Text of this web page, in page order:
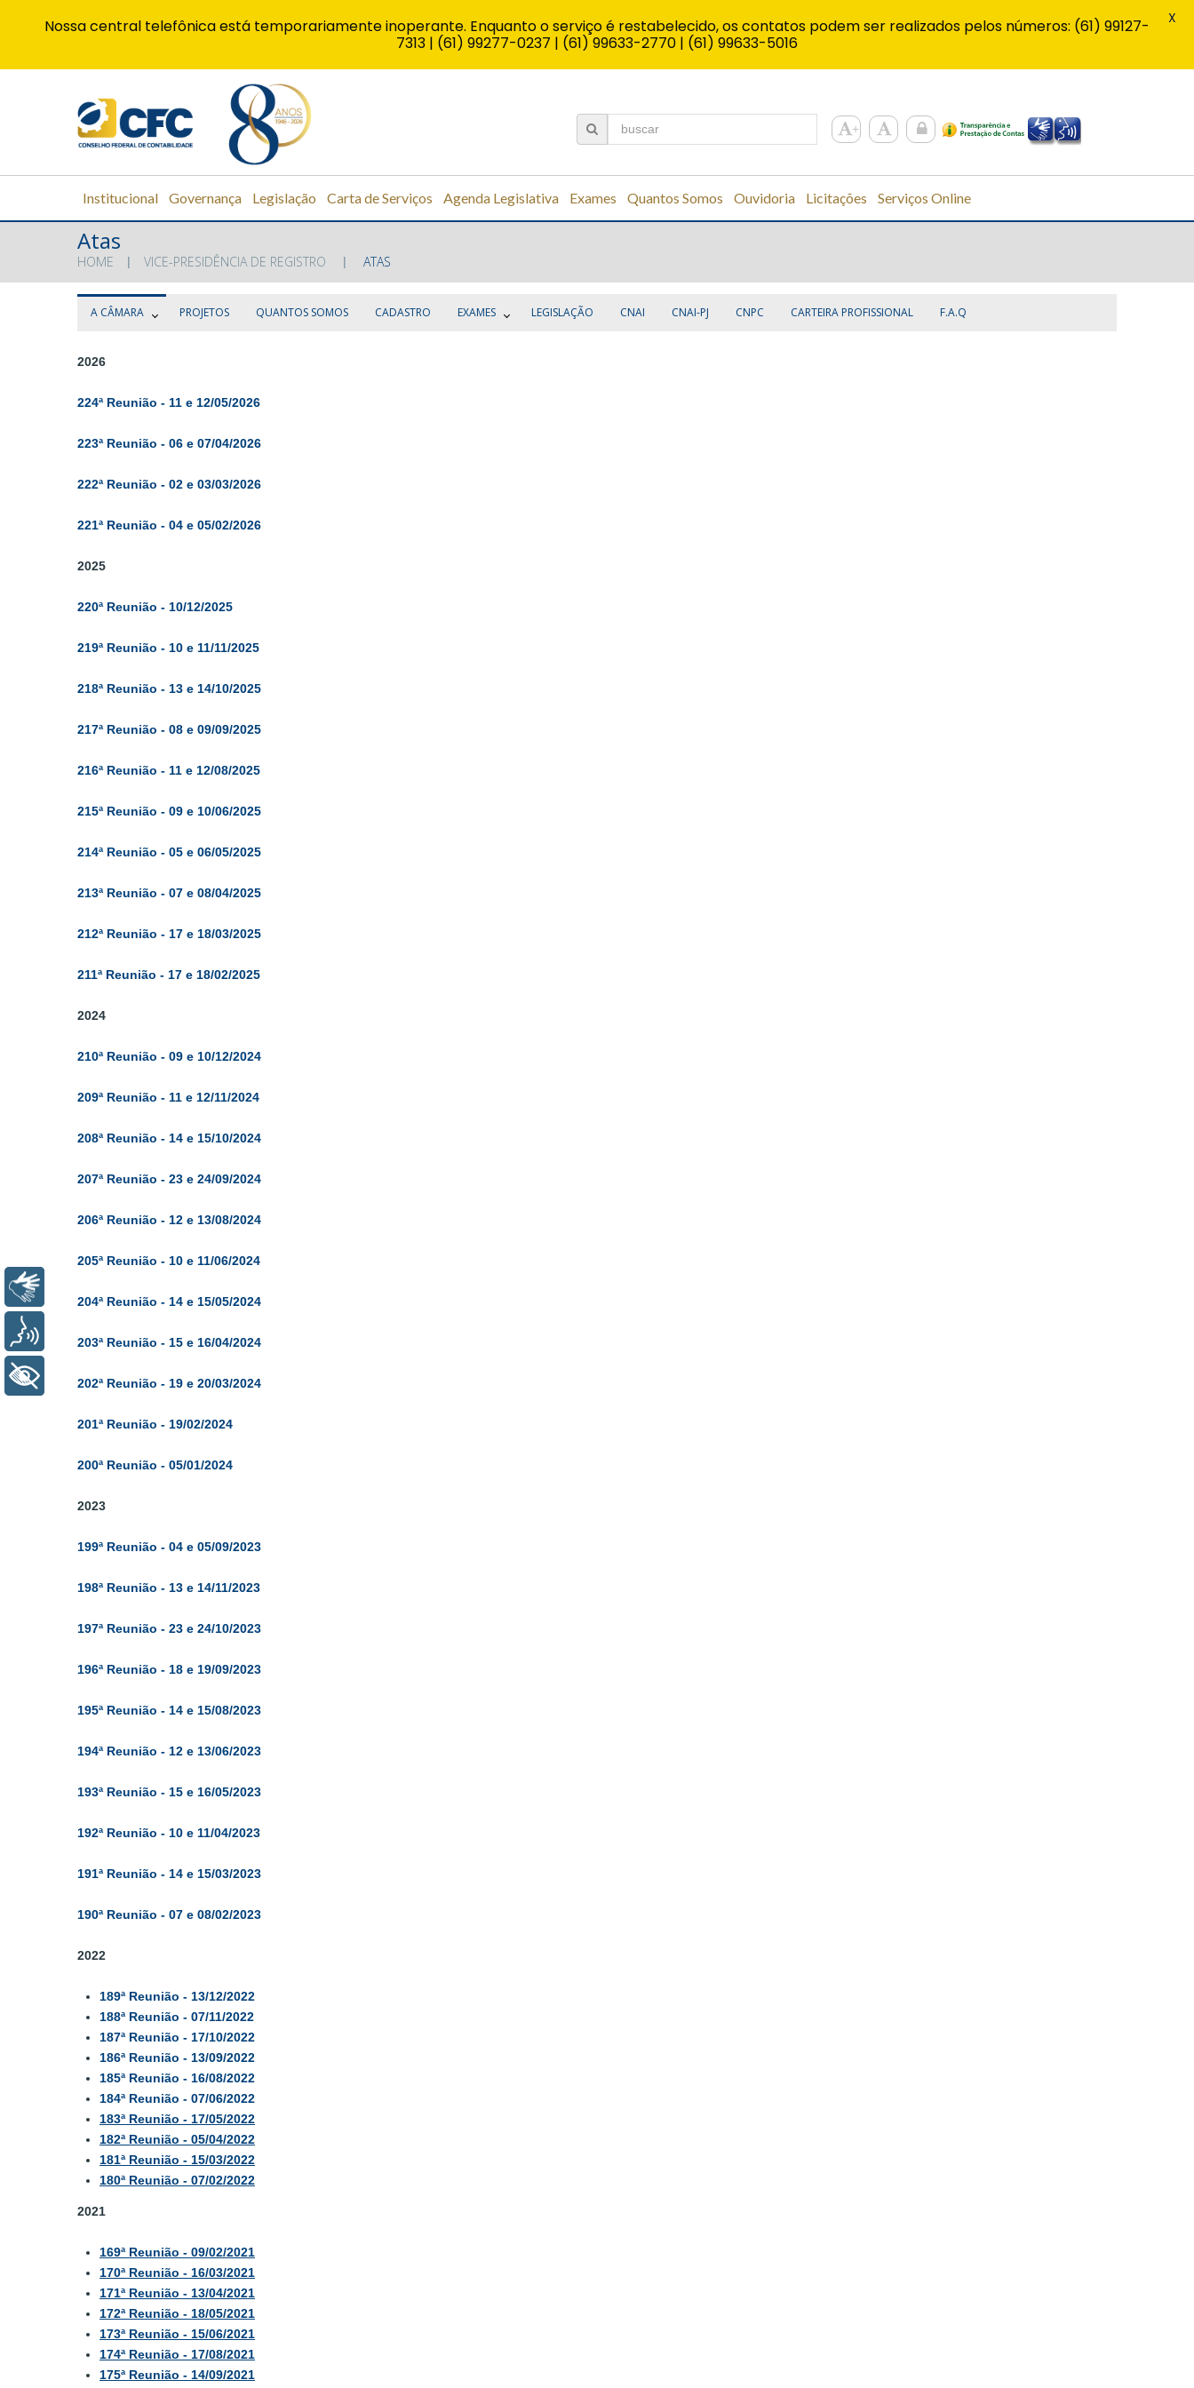
Institucional Governança Legislação Carta de Serviços Agenda Legislativa Exames Quantos Somos Ouvidoria Licitações Serviços Online
Atas
HOME VICE-PRESIDÊNCIA DE REGISTRO ATAS
A CÂMARA PROJETOS QUANTOS SOMOS CADASTRO EXAMES LEGISLAÇÃO CNAI CNAI-PJ CNPC CARTEIRA PROFISSIONAL F.A.Q
2026
224ª Reunião - 11 e 12/05/2026
223ª Reunião - 06 e 07/04/2026
222ª Reunião - 02 e 03/03/2026
221ª Reunião - 04 e 05/02/2026
2025
220ª Reunião - 10/12/2025
219ª Reunião - 10 e 11/11/2025
218ª Reunião - 13 e 14/10/2025
217ª Reunião - 08 e 09/09/2025
216ª Reunião - 11 e 12/08/2025
215ª Reunião - 09 e 10/06/2025
214ª Reunião - 05 e 06/05/2025
213ª Reunião - 07 e 08/04/2025
212ª Reunião - 17 e 18/03/2025
211ª Reunião - 17 e 18/02/2025
2024
210ª Reunião - 09 e 10/12/2024
209ª Reunião - 11 e 12/11/2024
208ª Reunião - 14 e 15/10/2024
207ª Reunião - 23 e 24/09/2024
206ª Reunião - 12 e 13/08/2024
205ª Reunião - 10 e 11/06/2024
204ª Reunião - 14 e 15/05/2024
203ª Reunião - 15 e 16/04/2024
202ª Reunião - 19 e 20/03/2024
201ª Reunião - 19/02/2024
200ª Reunião - 05/01/2024
2023
199ª Reunião - 04 e 05/09/2023
198ª Reunião - 13 e 14/11/2023
197ª Reunião - 23 e 24/10/2023
196ª Reunião - 18 e 19/09/2023
195ª Reunião - 14 e 15/08/2023
194ª Reunião - 12 e 13/06/2023
193ª Reunião - 15 e 16/05/2023
192ª Reunião - 10 e 11/04/2023
191ª Reunião - 14 e 15/03/2023
190ª Reunião - 07 e 08/02/2023
2022
189ª Reunião - 13/12/2022
188ª Reunião - 07/11/2022
187ª Reunião - 17/10/2022
186ª Reunião - 13/09/2022
185ª Reunião - 16/08/2022
184ª Reunião - 07/06/2022
183ª Reunião - 17/05/2022
182ª Reunião - 05/04/2022
181ª Reunião - 15/03/2022
180ª Reunião - 07/02/2022
2021
169ª Reunião - 09/02/2021
170ª Reunião - 16/03/2021
171ª Reunião - 13/04/2021
172ª Reunião - 18/05/2021
173ª Reunião - 15/06/2021
174ª Reunião - 17/08/2021
175ª Reunião - 14/09/2021
Nossa central telefônica está temporariamente inoperante. Enquanto o serviço é restabelecido, os contatos podem ser realizados pelos números: (61) 99127-
7313 | (61) 99277-0237 | (61) 99633-2770 | (61) 99633-5016
X
+ Acessibilidade